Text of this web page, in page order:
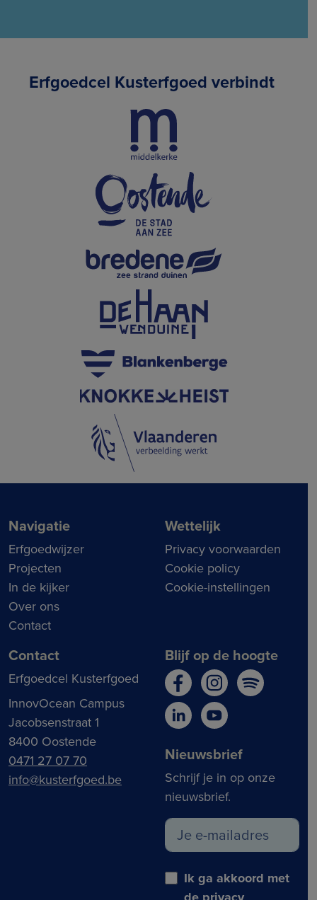
Erfgoedcel Kusterfgoed verbindt
Navigatie
Erfgoedwijzer
Projecten
In de kijker
Over ons
Contact
Wettelijk
Privacy voorwaarden
Cookie policy
Cookie-instellingen
Contact
Erfgoedcel Kusterfgoed
InnovOcean Campus
Jacobsenstraat 1
8400 Oostende
0471 27 07 70
info@kusterfgoed.be
Blijf op de hoogte
Nieuwsbrief
Schrijf je in op onze
nieuwsbrief.
Ik ga akkoord met